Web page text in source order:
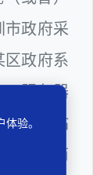
市政府采
区政府系
服务器
员和网站
、电子商
验。